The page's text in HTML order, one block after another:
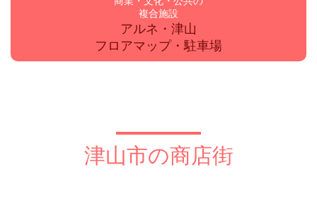
複合施設
アルネ・津山
フロアマップ・駐車場
津山市の商店街